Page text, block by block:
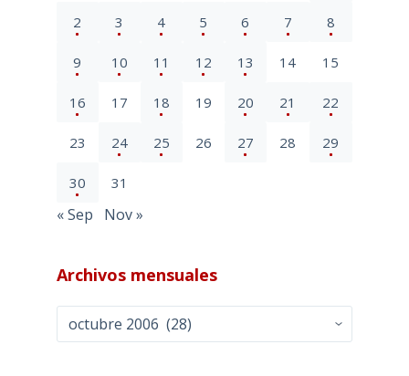
2 3 4 5 6 7 8
9 10 11 12 13 14 15
16 17 18 19 20 21 22
23 24 25 26 27 28 29
30 31
« Sep Nov »
Archivos mensuales
Archivos
mensuales